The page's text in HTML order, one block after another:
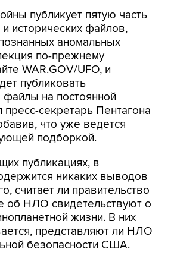
аномальных
по-прежнему
WAR.GOV/UFO, и
публиковать
на постоянной
секретарь Пентагона
что уже ведется
подборкой.
публикациях, в
считает ли правительство
НЛО свидетельствуют о
жизни. В них
представляют ли НЛО
безопасности США.
что публикация